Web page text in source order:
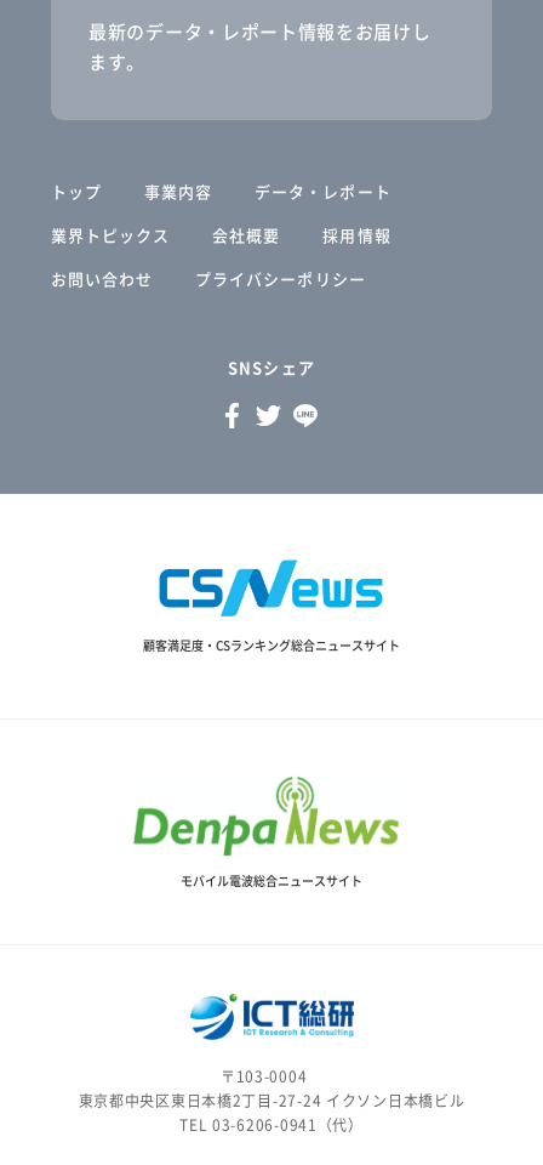
最新のデータ・レポート情報をお届けし
ます。
トップ 事業内容
データ・レポート
業界トピックス
会社概要
採用情報
お問い合わせ
プライバシーポリシー
SNSシェア
顧客満足度・CSランキング総合ニュースサイト
モバイル電波総合ニュースサイト
〒103-0004
東京都中央区東日本橋2丁目-27-24 イクソン日本橋ビル
TEL 03-6206-0941（代）